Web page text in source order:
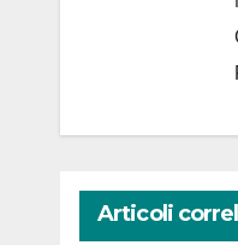
Articoli